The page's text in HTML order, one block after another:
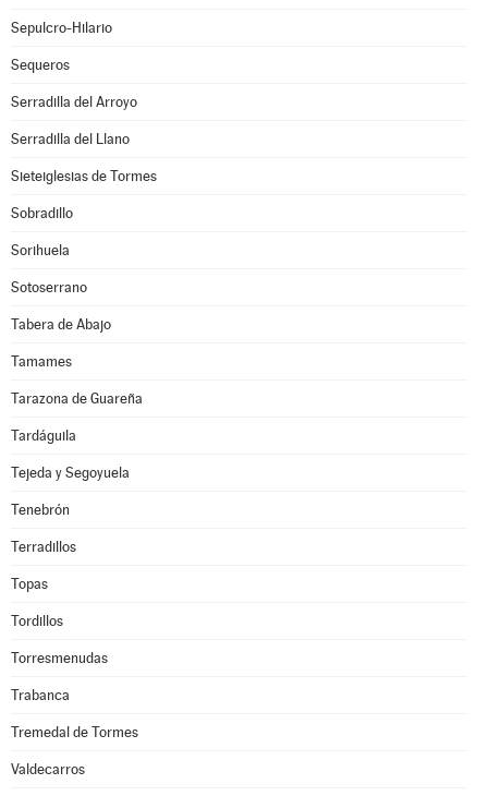
Sepulcro-Hilario
Sequeros
Serradilla del Arroyo
Serradilla del Llano
Sieteiglesias de Tormes
Sobradillo
Sorihuela
Sotoserrano
Tabera de Abajo
Tamames
Tarazona de Guareña
Tardáguila
Tejeda y Segoyuela
Tenebrón
Terradillos
Topas
Tordillos
Torresmenudas
Trabanca
Tremedal de Tormes
Valdecarros